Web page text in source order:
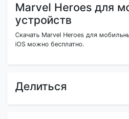
Marvel Heroes для
устройств
Скачать Marvel Heroes для
iOS можно бесплатно.
Делиться